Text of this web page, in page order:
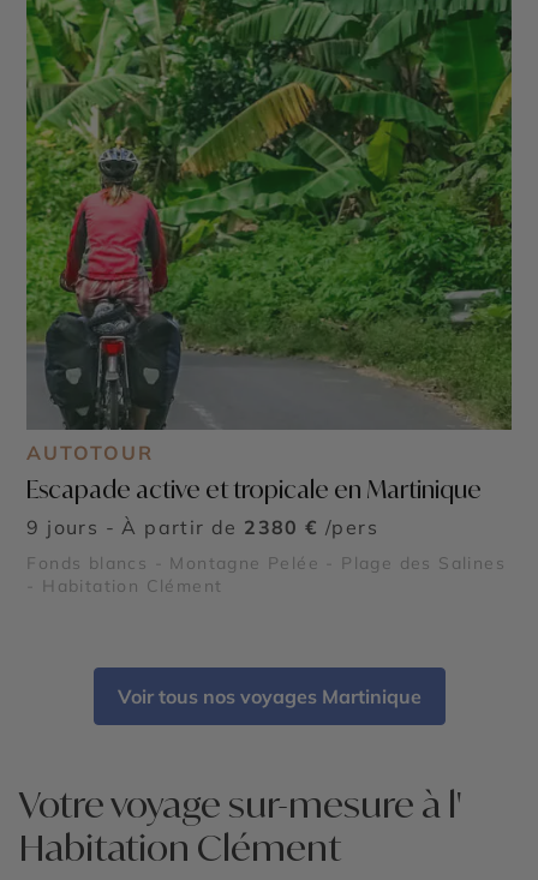
AUTOTOUR
Escapade active et tropicale en Martinique
9 jours - À partir de 2380 € /pers
Fonds blancs - Montagne Pelée - Plage des Salines
- Habitation Clément
Voir tous nos voyages Martinique
Votre voyage sur-mesure à l'
Habitation Clément